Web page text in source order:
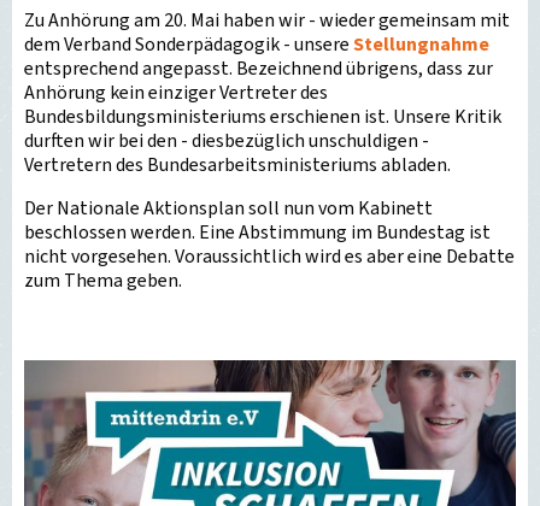
Zu Anhörung am 20. Mai haben wir - wieder gemeinsam mit
dem Verband Sonderpädagogik - unsereStellungnahme
entsprechend angepasst. Bezeichnend übrigens, dass zur
Anhörung kein einziger Vertreter des
Bundesbildungsministeriums erschienen ist. Unsere Kritik
durften wir bei den - diesbezüglich unschuldigen -
Vertretern des Bundesarbeitsministeriums abladen.
Der Nationale Aktionsplan soll nun vom Kabinett
beschlossen werden. Eine Abstimmung im Bundestag ist
nicht vorgesehen. Voraussichtlich wird es aber eine Debatte
zum Thema geben.